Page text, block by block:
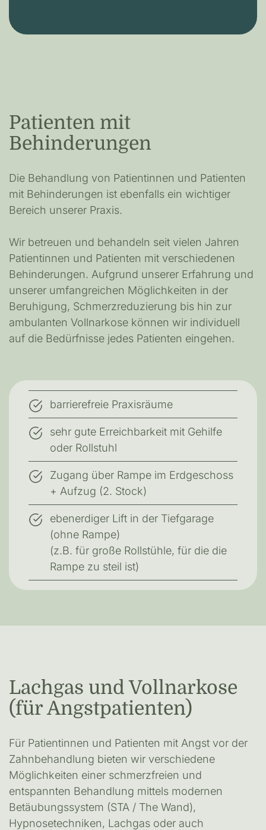
Patienten mit
Behinderungen
Die Behandlung von Patientinnen und Patienten
mit Behinderungen ist ebenfalls ein wichtiger
Bereich unserer Praxis.
Wir betreuen und behandeln seit vielen Jahren
Patientinnen und Patienten mit verschiedenen
Behinderungen. Aufgrund unserer Erfahrung und
unserer umfangreichen Möglichkeiten in der
Beruhigung, Schmerzreduzierung bis hin zur
ambulanten Vollnarkose können wir individuell
auf die Bedürfnisse jedes Patienten eingehen.
barrierefreie Praxisräume
sehr gute Erreichbarkeit mit Gehilfe
oder Rollstuhl
Zugang über Rampe im Erdgeschoss
+ Aufzug (2. Stock)
ebenerdiger Lift in der Tiefgarage
(ohne Rampe)
(z.B. für große Rollstühle, für die die
Rampe zu steil ist)
Lachgas und Vollnarkose
(für Angstpatienten)
Für Patientinnen und Patienten mit Angst vor der
Zahnbehandlung bieten wir verschiedene
Möglichkeiten einer schmerzfreien und
entspannten Behandlung mittels modernen
Betäubungssystem (STA / The Wand),
Hypnosetechniken, Lachgas oder auch